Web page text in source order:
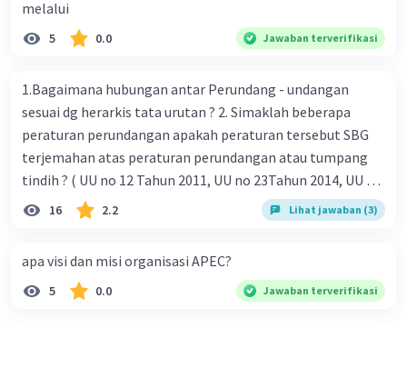
melalui
5 0.0 Jawaban terverifikasi
1.Bagaimana hubungan antar Perundang - undangan
sesuai dg herarkis tata urutan ? 2. Simaklah beberapa
peraturan perundangan apakah peraturan tersebut SBG
terjemahan atas peraturan perundangan atau tumpang
tindih ? ( UU no 12 Tahun 2011, UU no 23Tahun 2014, UU No
25 Tahun 2004 ) 3 . Tuliskan peraturan perundangan yg di
undangkan atas perintah TAP MPR NO I / MPR/ 2003
pasal18, pasal 22, pasal 23, Pasal 26 , Pasal 27,pasal ,pasal
28, pasal 29, pasal 30 ,pasal 31 dan pasal 33 )
16 2.2 Lihat jawaban (3)
apa visi dan misi organisasi APEC?
5 0.0 Jawaban terverifikasi